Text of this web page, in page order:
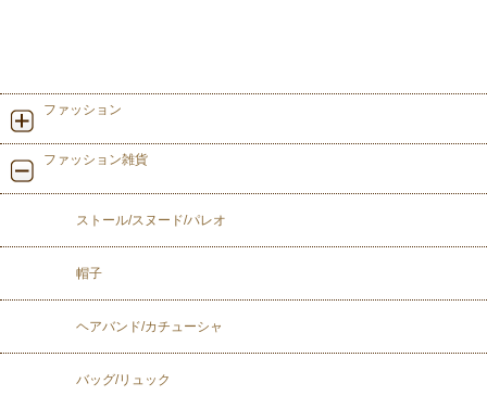
ファッション
ファッション雑貨
ストール/スヌード/パレオ
帽子
ヘアバンド/カチューシャ
バッグ/リュック